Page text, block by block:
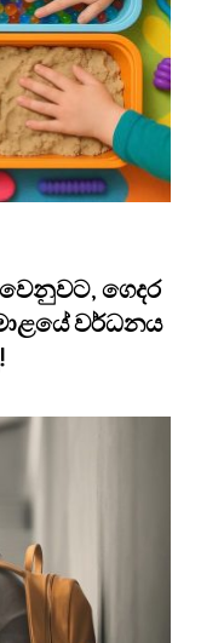
ගෙදර
වර්ධනය